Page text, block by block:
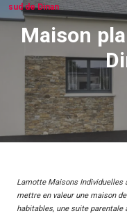
sud de Dinan
Maison
Lamotte Maisons Individuelles
mettre en valeur une maison
habitables, une suite